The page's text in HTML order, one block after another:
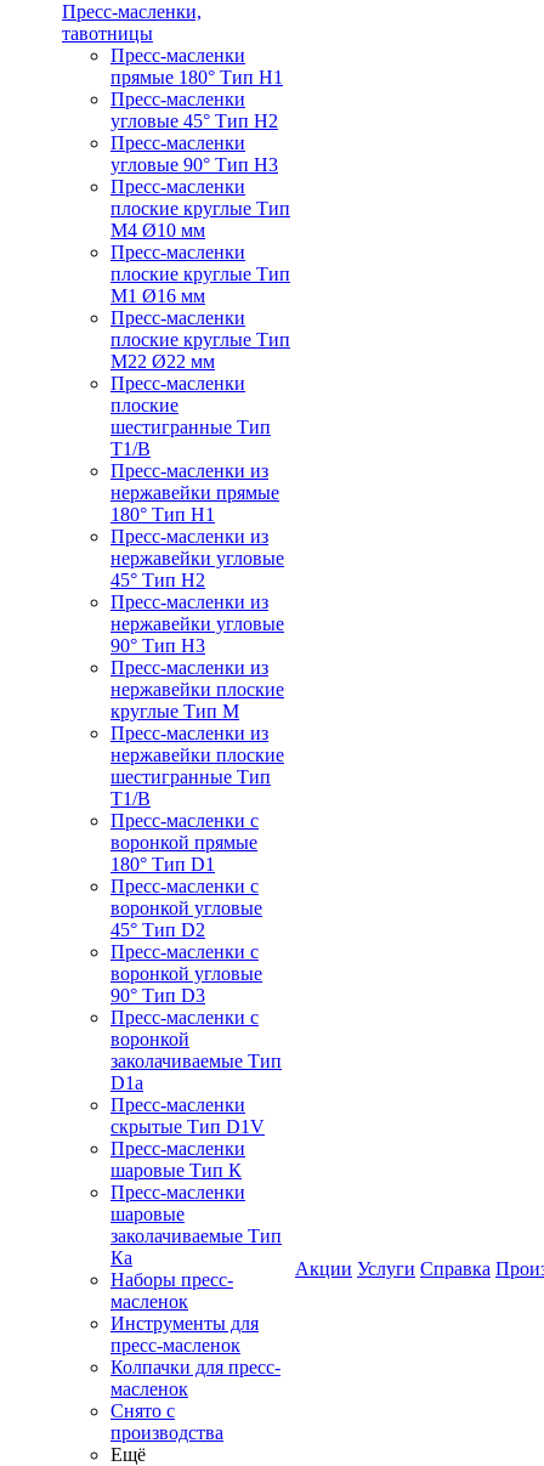
Пресс-масленки,
тавотницы
Пресс-масленки
прямые 180° Тип H1
Пресс-масленки
угловые 45° Тип H2
Пресс-масленки
угловые 90° Тип H3
Пресс-масленки
плоские круглые Тип
M4 Ø10 мм
Пресс-масленки
плоские круглые Тип
M1 Ø16 мм
Пресс-масленки
плоские круглые Тип
M22 Ø22 мм
Пресс-масленки
плоские
шестигранные Тип
T1/B
Пресс-масленки из
нержавейки прямые
180° Тип H1
Пресс-масленки из
нержавейки угловые
45° Тип H2
Пресс-масленки из
нержавейки угловые
90° Тип H3
Пресс-масленки из
нержавейки плоские
круглые Тип M
Пресс-масленки из
нержавейки плоские
шестигранные Тип
T1/B
Пресс-масленки с
воронкой прямые
180° Тип D1
Пресс-масленки с
воронкой угловые
45° Тип D2
Пресс-масленки с
воронкой угловые
90° Тип D3
Пресс-масленки с
воронкой
заколачиваемые Тип
D1a
Пресс-масленки
скрытые Тип D1V
Пресс-масленки
шаровые Тип К
Пресс-масленки
шаровые
заколачиваемые Тип
Кa
Наборы пресс-
масленок
Инструменты для
пресс-масленок
Колпачки для пресс-
масленок
Снято с
производства
Ещё
Акции Услуги Справка